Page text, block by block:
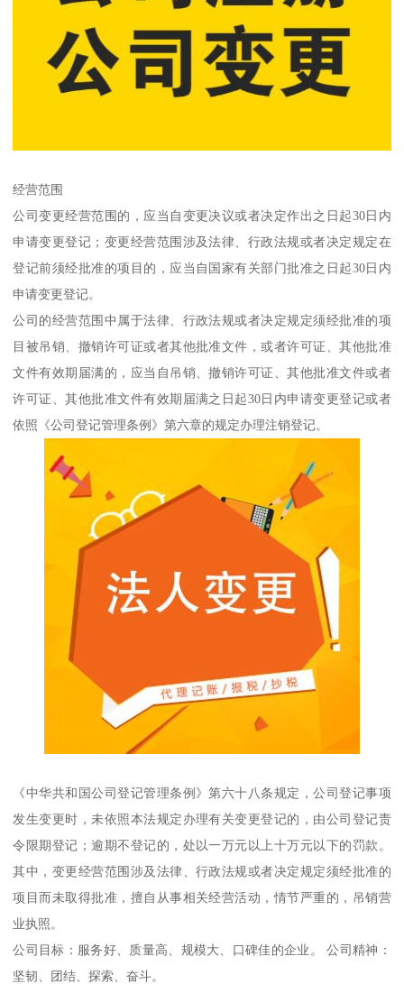
经营范围
公司变更经营范围的，应当自变更决议或者决定作出之日起30日内
申请变更登记；变更经营范围涉及法律、行政法规或者决定规定在
登记前须经批准的项目的，应当自国家有关部门批准之日起30日内
申请变更登记。
公司的经营范围中属于法律、行政法规或者决定规定须经批准的项
目被吊销、撤销许可证或者其他批准文件，或者许可证、其他批准
文件有效期届满的，应当自吊销、撤销许可证、其他批准文件或者
许可证、其他批准文件有效期届满之日起30日内申请变更登记或者
依照《公司登记管理条例》第六章的规定办理注销登记。
《中华共和国公司登记管理条例》第六十八条规定，公司登记事项
发生变更时，未依照本法规定办理有关变更登记的，由公司登记责
令限期登记；逾期不登记的，处以一万元以上十万元以下的罚款。
其中，变更经营范围涉及法律、行政法规或者决定规定须经批准的
项目而未取得批准，擅自从事相关经营活动，情节严重的，吊销营
业执照。
公司目标：服务好、质量高、规模大、口碑佳的企业。 公司精神：
坚韧、团结、探索、奋斗。